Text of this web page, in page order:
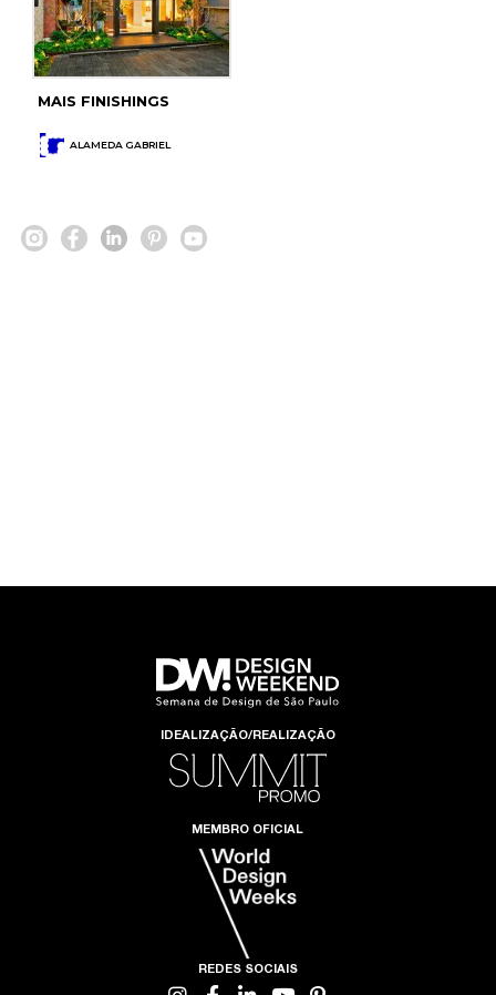
MAIS FINISHINGS
ALAMEDA GABRIEL
IDEALIZAÇÃO/REALIZAÇÃO
MEMBRO OFICIAL
REDES SOCIAIS